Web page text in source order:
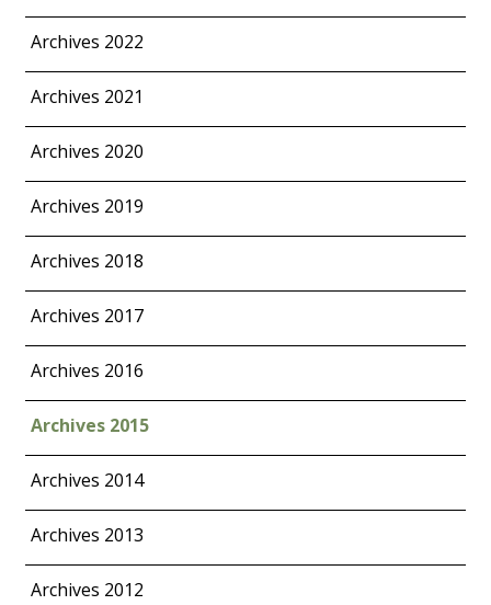
Archives 2022
Archives 2021
Archives 2020
Archives 2019
Archives 2018
Archives 2017
Archives 2016
Archives 2015
Archives 2014
Archives 2013
Archives 2012